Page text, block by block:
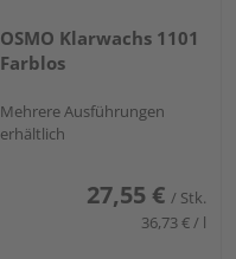
OSMO Klarwachs 1101
Farblos
Mehrere Ausführungen
erhältlich
27,55 € / Stk.
36,73 € / l